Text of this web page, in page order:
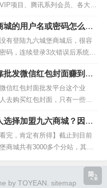
击“红包封面”进入4、点击右上
九...
项目、腾讯系列会员、各大网
以及生活特价等多项虚拟消费
利、实惠和丰富多样的消费选
娱乐行业的快速发展和智能手
拟消费已经成为了人们日常生
分。我们的影视...
城的用户名或密码怎么
操作
有登陆九六城堡商城后，很容
码，连续登录3次错误后系统安
，把这个账号列为异常，这是
安全，就类似于银航卡密码输
一样。这个时候你就联系我们
。联系客服后，客服会帮你重
密码登录即可。因...
批发微信红包封面赚到钱
豫？
信红包封面批发平台这个业
去购买红包封面，只有一些爱
耀，二是认为这个封面业务利
恰相反，所谓隔行如隔山，你
这里买水的深浅。在如今这个
代，你想要一口吃成个胖子是
选择加盟九六商城？因为
完，肯定有所得】截止到目前
商城共有3000多个分站，其中1
对我们的信任和支持，我们也
客户和分销商提供更好的商品
by TOYEAN. sitemap